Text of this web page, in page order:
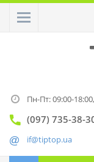
Пн-Пт: 09:00-18:00,
(097) 735-38-
if@tiptop.ua